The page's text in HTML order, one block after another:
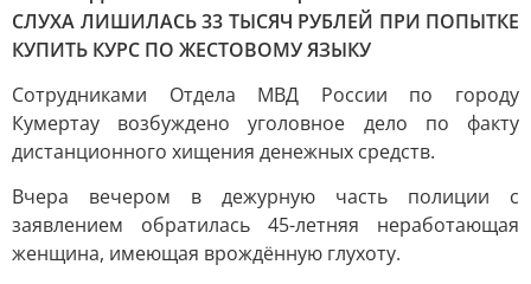
СЛУХА ЛИШИЛАСЬ 33 ТЫСЯЧ РУБЛЕЙ ПРИ ПОПЫТКЕ
КУПИТЬ КУРС ПО ЖЕСТОВОМУ ЯЗЫКУ
Сотрудниками Отдела МВД России по городу
Кумертау возбуждено уголовное дело по факту
дистанционного хищения денежных средств.
Вчера вечером в дежурную часть полиции с
заявлением обратилась 45-летняя неработающая
женщина, имеющая врождённую глухоту.